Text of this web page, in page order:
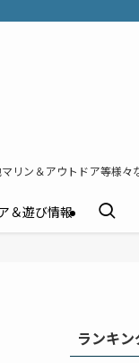
リン＆アウトドア等様々
＆遊び情報
ランキン